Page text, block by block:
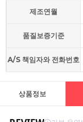
제조연월
품질보증기준
A/S 책임자와 전화번호
상품정보